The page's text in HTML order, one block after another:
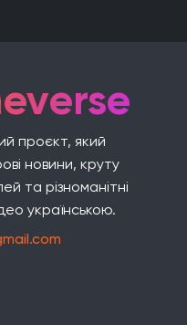
проєкт, який
новини, круту
та різноманітні
українською.